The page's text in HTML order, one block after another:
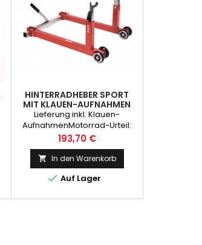
HINTERRADHEBER SPORT
MIT KLAUEN-AUFNAHMEN
Lieferung inkl. Klauen-
AufnahmenMotorrad-Urteil:
sehr gut2Räder-Urteil: sehr
gutMotorradfahrer
Empfehlung
Preis
193,70 €
 In den Warenkorb
 Auf Lager